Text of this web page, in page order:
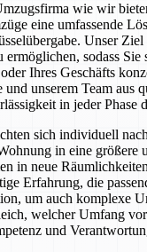
wie wir
eine umfassende
Unser Ziel
ermöglichen, sodass Sie
Ihres Geschäfts
unserem Team aus
in jeder Phase
sich individuell
in eine größere
in neue
Erfahrung, die
um auch komplexe
welcher Umfang
und